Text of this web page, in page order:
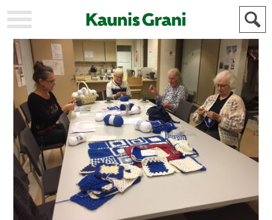
KAUPUNKI
STADEN
AJANKOHTAISTA
AKTUELLT
URHEILU
IDROTT
KULTTUURI
KULTUR
HISTORIA
HISTORIA
YLEINEN
ALLMÄN
MAINOSTAJILLE
FÖR
ANNONSÖRER